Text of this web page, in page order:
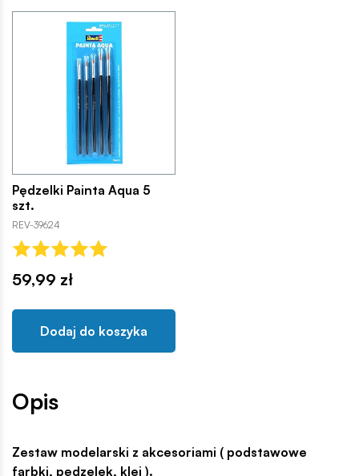
Pędzelki Painta Aqua 5
szt.
REV-39624
59,99 zł
Dodaj do koszyka
Opis
Zestaw modelarski z akcesoriami ( podstawowe
farbki, pędzelek, klej ).